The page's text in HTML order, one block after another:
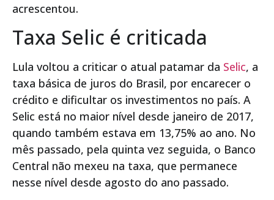
acrescentou.
Taxa Selic é criticada
Lula voltou a criticar o atual patamar da Selic, a
taxa básica de juros do Brasil, por encarecer o
crédito e dificultar os investimentos no país. A
Selic está no maior nível desde janeiro de 2017,
quando também estava em 13,75% ao ano. No
mês passado, pela quinta vez seguida, o Banco
Central não mexeu na taxa, que permanece
nesse nível desde agosto do ano passado.